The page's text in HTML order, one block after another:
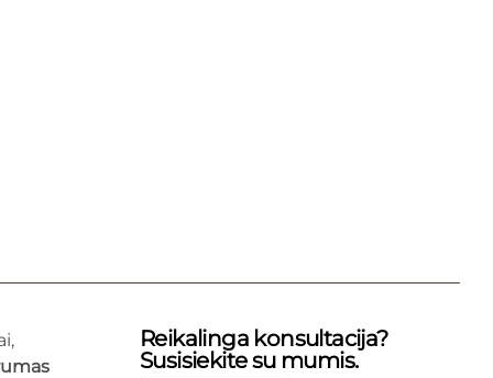
Reikalinga konsultacija?
Susisiekite su mumis.